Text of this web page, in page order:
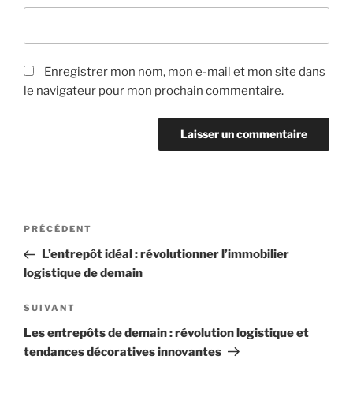
Enregistrer mon nom, mon e-mail et mon site dans
le navigateur pour mon prochain commentaire.
Navigation
l’article
Article
précédent
PRÉCÉDENT
L’entrepôt idéal : révolutionner l’immobilier
logistique de demain
Article
suivant
SUIVANT
Les entrepôts de demain : révolution logistique et
tendances décoratives innovantes